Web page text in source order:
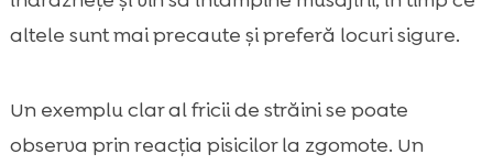
altele sunt mai precaute și preferă locuri sigure.
Un exemplu clar al fricii de străini se poate
observa prin reacția pisicilor la zgomote. Un